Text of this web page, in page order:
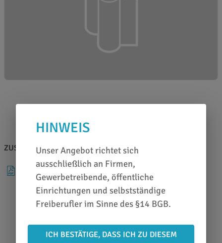
ZUSATZINFOS
DATENBLATT
BERATEN LASSEN
HINWEIS
Unser Angebot richtet sich
ausschließlich an Firmen,
Gewerbetreibende, öffentliche
Einrichtungen und selbstständige
Freiberufler im Sinne des §14 BGB.
ICH BESTÄTIGE, DASS ICH ZU DIESEM